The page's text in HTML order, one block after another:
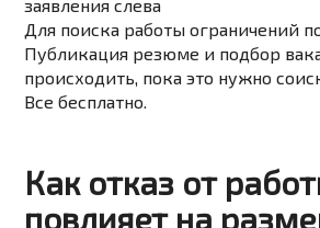
заявления слева
Для поиска работы ограничений
Публикация резюме и подбор
происходить, пока это нужно
Все бесплатно.
Как отказ от
повлияет на